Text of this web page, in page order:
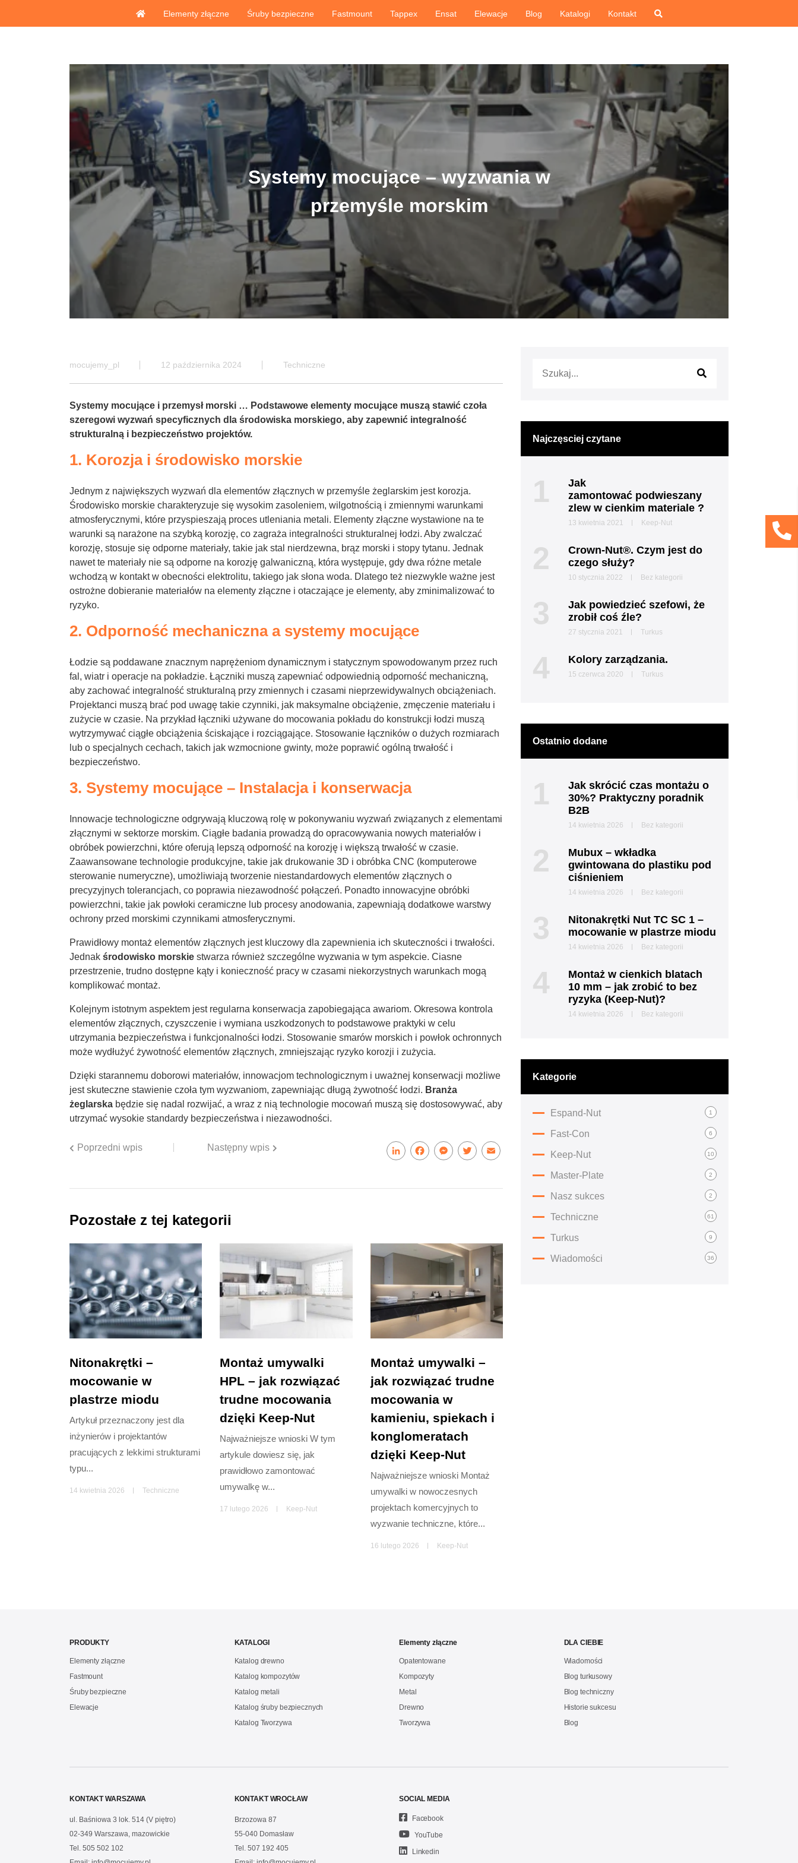
Elementy złączne Śruby bezpieczne Fastmount Tappex Ensat Elewacje Blog Katalogi Kontakt
Systemy mocujące – wyzwania w
przemyśle morskim
mocujemy_pl 12 października 2024 Techniczne
Systemy mocujące i przemysł morski … Podstawowe elementy mocujące muszą stawić czoła
szeregowi wyzwań specyficznych dla środowiska morskiego, aby zapewnić integralność
strukturalną i bezpieczeństwo projektów.
1. Korozja i środowisko morskie
Jednym z największych wyzwań dla elementów złącznych w przemyśle żeglarskim jest korozja.
Środowisko morskie charakteryzuje się wysokim zasoleniem, wilgotnością i zmiennymi warunkami
atmosferycznymi, które przyspieszają proces utleniania metali. Elementy złączne wystawione na te
warunki są narażone na szybką korozję, co zagraża integralności strukturalnej łodzi. Aby zwalczać
korozję, stosuje się odporne materiały, takie jak stal nierdzewna, brąz morski i stopy tytanu. Jednak
nawet te materiały nie są odporne na korozję galwaniczną, która występuje, gdy dwa różne metale
wchodzą w kontakt w obecności elektrolitu, takiego jak słona woda. Dlatego też niezwykle ważne jest
ostrożne dobieranie materiałów na elementy złączne i otaczające je elementy, aby zminimalizować to
ryzyko.
2. Odporność mechanicznaa systemy mocujące
Łodzie są poddawane znacznym naprężeniom dynamicznym i statycznym spowodowanym przez ruch
fal, wiatr i operacje na pokładzie. Łączniki muszą zapewniać odpowiednią odporność mechaniczną,
aby zachować integralność strukturalną przy zmiennych i czasami nieprzewidywalnych obciążeniach.
Projektanci muszą brać pod uwagę takie czynniki, jak maksymalne obciążenie, zmęczenie materiału i
zużycie w czasie. Na przykład łączniki używane do mocowania pokładu do konstrukcji łodzi muszą
wytrzymywać ciągłe obciążenia ściskające i rozciągające. Stosowanie łączników o dużych rozmiarach
lub o specjalnych cechach, takich jak wzmocnione gwinty, może poprawić ogólną trwałość i
bezpieczeństwo.
3. Systemy mocujące – Instalacja i konserwacja
Innowacje technologiczne odgrywają kluczową rolę w pokonywaniu wyzwań związanych z elementami
złącznymi w sektorze morskim. Ciągłe badania prowadzą do opracowywania nowych materiałów i
obróbek powierzchni, które oferują lepszą odporność na korozję i większą trwałość w czasie.
Zaawansowane technologie produkcyjne, takie jak drukowanie 3D i obróbka CNC (komputerowe
sterowanie numeryczne), umożliwiają tworzenie niestandardowych elementów złącznych o
precyzyjnych tolerancjach, co poprawia niezawodność połączeń. Ponadto innowacyjne obróbki
powierzchni, takie jak powłoki ceramiczne lub procesy anodowania, zapewniają dodatkowe warstwy
ochrony przed morskimi czynnikami atmosferycznymi.
Prawidłowy montaż elementów złącznych jest kluczowy dla zapewnienia ich skuteczności i trwałości.
Jednak środowisko morskie stwarza również szczególne wyzwania w tym aspekcie. Ciasne
przestrzenie, trudno dostępne kąty i konieczność pracy w czasami niekorzystnych warunkach mogą
komplikować montaż.
Kolejnym istotnym aspektem jest regularna konserwacja zapobiegająca awariom. Okresowa kontrola
elementów złącznych, czyszczenie i wymiana uszkodzonych to podstawowe praktyki w celu
utrzymania bezpieczeństwa i funkcjonalności łodzi. Stosowanie smarów morskich i powłok ochronnych
może wydłużyć żywotność elementów złącznych, zmniejszając ryzyko korozji i zużycia.
Dzięki starannemu doborowi materiałów, innowacjom technologicznym i uważnej konserwacji możliwe
jest skuteczne stawienie czoła tym wyzwaniom, zapewniając długą żywotność łodzi. Branża
żeglarska będzie się nadal rozwijać, a wraz z nią technologie mocowań muszą się dostosowywać, aby
utrzymać wysokie standardy bezpieczeństwa i niezawodności.
Poprzedni wpis Następny wpis
Pozostałe z tej kategorii
Nitonakrętki –
mocowanie w
plastrze miodu
Artykuł przeznaczony jest dla
inżynierów i projektantów
pracujących z lekkimi strukturami
typu...
14 kwietnia 2026 Techniczne
Montaż umywalki
HPL – jak rozwiązać
trudne mocowania
dzięki Keep-Nut
Najważniejsze wnioski W tym
artykule dowiesz się, jak
prawidłowo zamontować
umywalkę w...
17 lutego 2026 Keep-Nut
Montaż umywalki –
jak rozwiązać trudne
mocowania w
kamieniu, spiekach i
konglomeratach
dzięki Keep-Nut
Najważniejsze wnioski Montaż
umywalki w nowoczesnych
projektach komercyjnych to
wyzwanie techniczne, które...
16 lutego 2026 Keep-Nut
Najczęsciej czytane
1
Jak
zamontować podwieszany
zlew w cienkim materiale ?
13 kwietnia 2021 Keep-Nut
2
Crown-Nut®. Czym jest do
czego służy?
10 stycznia 2022 Bez kategorii
3
Jak powiedzieć szefowi, że
zrobił coś źle?
27 stycznia 2021 Turkus
4 Kolory zarządzania.
15 czerwca 2020 Turkus
Ostatnio dodane
1
Jak skrócić czas montażu o
30%? Praktyczny poradnik
B2B
14 kwietnia 2026 Bez kategorii
2
Mubux – wkładka
gwintowana do plastiku pod
ciśnieniem
14 kwietnia 2026 Bez kategorii
3
Nitonakrętki Nut TC SC 1 –
mocowanie w plastrze miodu
14 kwietnia 2026 Bez kategorii
4
Montaż w cienkich blatach
10 mm – jak zrobić to bez
ryzyka (Keep-Nut)?
14 kwietnia 2026 Bez kategorii
Kategorie
Espand-Nut 1
Fast-Con 6
Keep-Nut 10
Master-Plate 2
Nasz sukces 2
Techniczne 61
Turkus 9
Wiadomości 36
PRODUKTY
Elementy złączne
Fastmount
Śruby bezpieczne
Elewacje
KATALOGI
Katalog drewno
Katalog kompozytów
Katalog metali
Katalog śruby bezpiecznych
Katalog Tworzywa
Elementy złączne
Opatentowane
Kompozyty
Metal
Drewno
Tworzywa
DLA CIEBIE
Wiadomości
Blog turkusowy
Blog techniczny
Historie sukcesu
Blog
KONTAKT WARSZAWA
ul. Baśniowa 3 lok. 514 (V piętro)
02-349 Warszawa, mazowickie
Tel. 505 502 102
KONTAKT WROCŁAW
Brzozowa 87
55-040 Domasław
Tel. 507 192 405
SOCIAL MEDIA
Facebook
YouTube
Linkedin